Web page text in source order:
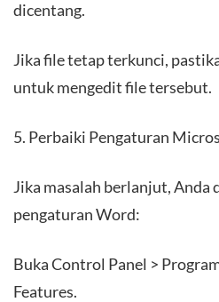
dicentang.
Jika file tetap terkunci,
untuk mengedit file tersebut.
5. Perbaiki Pengaturan
Jika masalah berlanjut, Anda
pengaturan Word:
Buka Control Panel >
Features.